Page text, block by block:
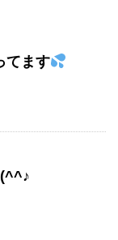
てます